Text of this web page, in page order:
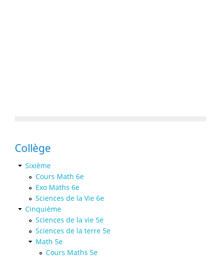
Collège
Sixième
Cours Math 6e
Exo Maths 6e
Sciences de la Vie 6e
Cinquième
Sciences de la vie 5e
Sciences de la terre 5e
Math 5e
Cours Maths 5e